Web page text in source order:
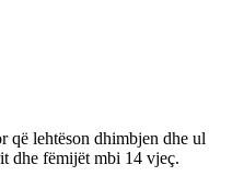
që lehtëson dhimbjen dhe ul
dhe fëmijët mbi 14 vjeç.